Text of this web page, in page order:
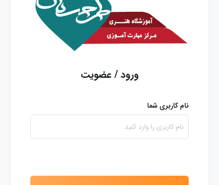
ورود / عضویت
نام کاربری شما